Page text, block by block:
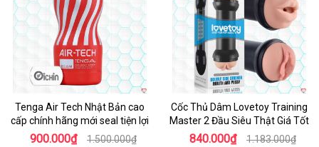
Tenga Air Tech Nhật Bản cao
cấp chính hãng mới seal tiện lợi
900.000₫ 1.500.000₫
Cốc Thủ Dâm Lovetoy Training
Master 2 Đầu Siêu Thật Giá Tốt
840.000₫ 1.183.000₫